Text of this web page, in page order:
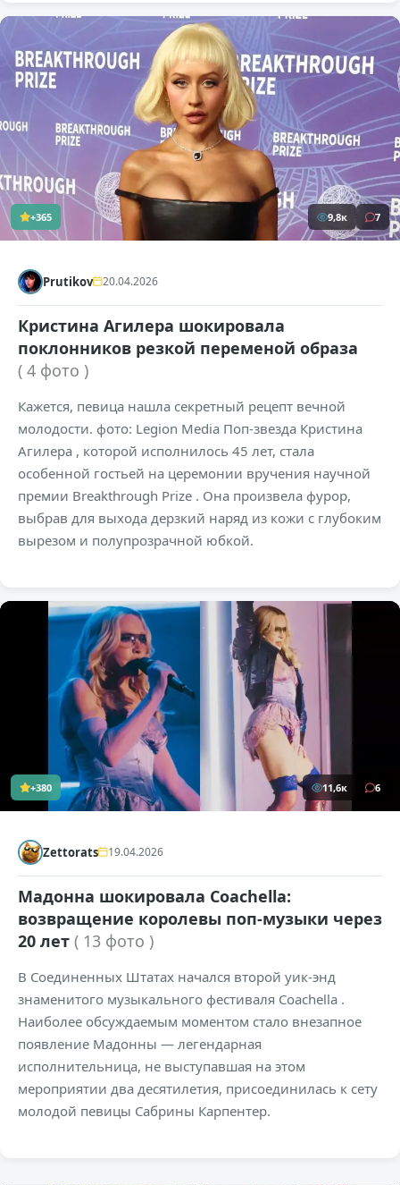
+365 9,8к 7
Prutikov 20.04.2026
Кристина Агилера шокировала
поклонников резкой переменой образа
( 4 фото )
Кажется, певица нашла секретный рецепт вечной
молодости. фото: Legion Media Поп-звезда Кристина
Агилера , которой исполнилось 45 лет, стала
особенной гостьей на церемонии вручения научной
премии Breakthrough Prize . Она произвела фурор,
выбрав для выхода дерзкий наряд из кожи с глубоким
вырезом и полупрозрачной юбкой.
+380 11,6к 6
Zettorats 19.04.2026
Мадонна шокировала Coachella:
возвращение королевы поп-музыки через
20 лет ( 13 фото )
В Соединенных Штатах начался второй уик-энд
знаменитого музыкального фестиваля Coachella .
Наиболее обсуждаемым моментом стало внезапное
появление Мадонны — легендарная
исполнительница, не выступавшая на этом
мероприятии два десятилетия, присоединилась к сету
молодой певицы Сабрины Карпентер.